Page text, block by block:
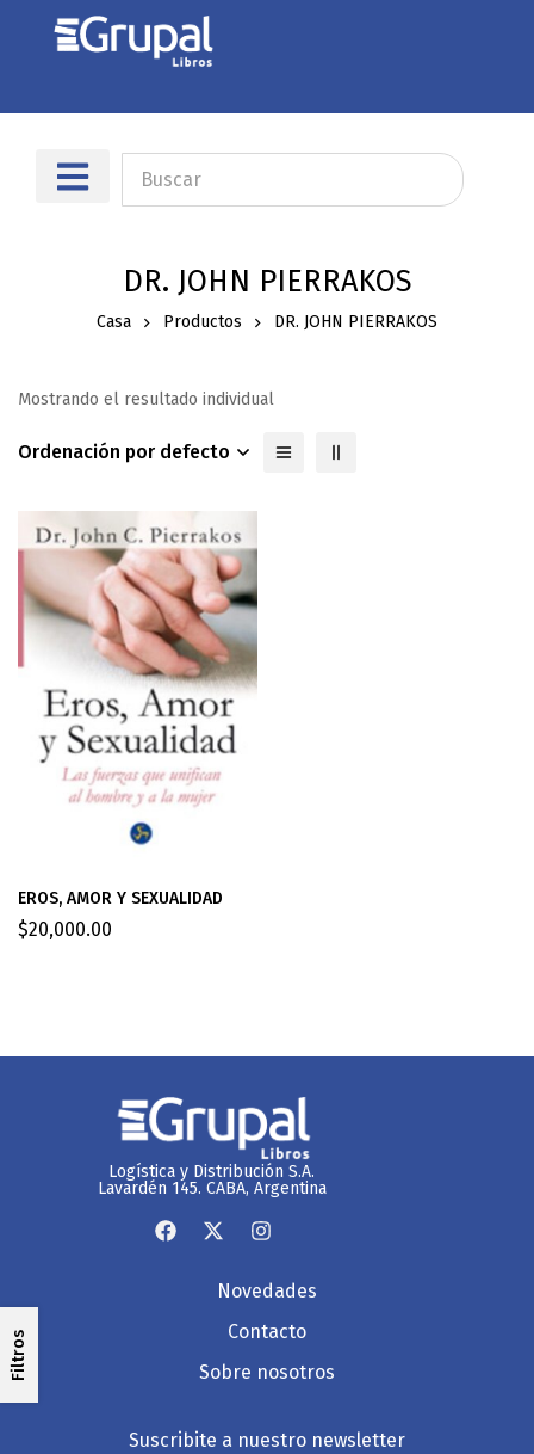
DR. JOHN PIERRAKOS
Casa Productos DR. JOHN PIERRAKOS
Filtros
Mostrando el resultado individual
Ordenación por defecto
EROS, AMOR Y SEXUALIDAD
$20,000.00
Logística y Distribución S.A.
Lavardén 145. CABA, Argentina
Novedades
Contacto
Sobre nosotros
Suscribite a nuestro newsletter